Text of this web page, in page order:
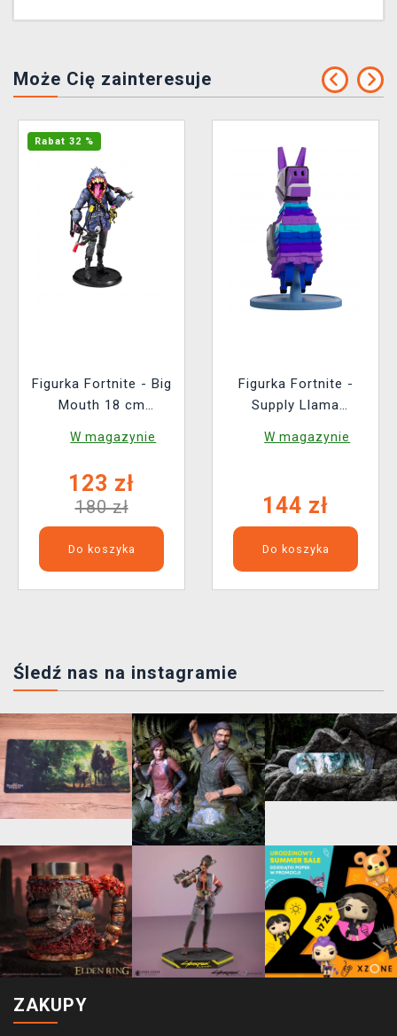
Może Cię zainteresuje
Rabat 32 %
Figurka Fortnite - Big
Mouth 18 cm
W magazynie
123 zł
180 zł
Do koszyka
Figurka Fortnite -
Supply Llama
W magazynie
144 zł
Do koszyka
Śledź nas na instagramie
ZAKUPY